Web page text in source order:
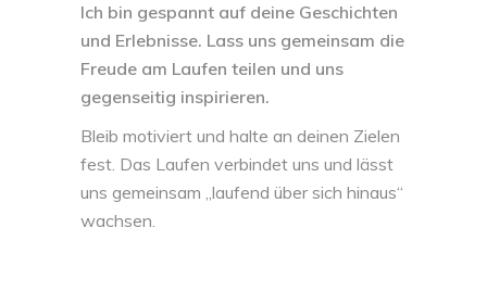
Ich bin gespannt auf deine Geschichten
und Erlebnisse. Lass uns gemeinsam die
Freude am Laufen teilen und uns
gegenseitig inspirieren.
Bleib motiviert und halte an deinen Zielen
fest. Das Laufen verbindet uns und lässt
uns gemeinsam „laufend über sich hinaus“
wachsen.